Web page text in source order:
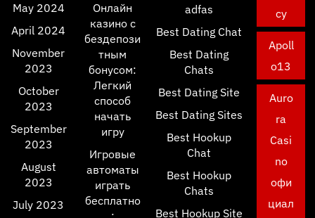
May 2024
April 2024
November
2023
October
2023
September
2023
August
2023
July 2023
Онлайн
казино с
бездепози
тным
бонусом:
Легкий
способ
начать
игру
Игровые
автоматы
играть
бесплатно
adfas
Best Dating Chat
Best Dating
Chats
Best Dating Site
Best Dating Sites
Best Hookup
Chat
Best Hookup
Chats
Best Hookup Site
cy
Apoll
o13
Auro
ra
Casi
no
офи
циал